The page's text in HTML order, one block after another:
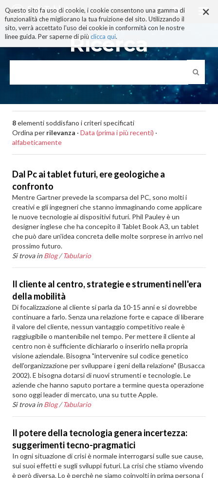
×
Questo sito fa uso di cookie, i cookie consentono una gamma di
funzionalità che migliorano la tua fruizione del sito. Utilizzando il
sito, verrà accettato l'uso dei cookie in conformità con le nostre
linee guida. Per saperne di più clicca qui.
ai
contenuti.
|
alla
navigazione
Ricerca
8elementi soddisfano i criteri specificati
Ordina per rilevanza · Data (prima i più recenti) ·
alfabeticamente
Dal Pc ai tablet futuri, ere geologiche a
confronto
Mentre Gartner prevede la scomparsa del PC, sono molti i
creativi e gli ingegneri che stanno immaginando come applicare
le nuove tecnologie ai dispositivi futuri. Phil Pauley è un
designer inglese che ha concepito il Tablet Book A3, un tablet
che può dare un'idea concreta delle molte sorprese in arrivo nel
prossimo futuro.
Si trova in Blog /Tabulario
Il cliente al centro, strategie e strumenti nell'era
della mobilità
Di focalizzazione al cliente si parla da 10-15 anni e si dovrebbe
continuare a farlo. Senza una relazione forte e capace di liberare
il valore del cliente, nessun vantaggio competitivo reale è
raggiugibile o mantenibile nel tempo. Per mettere il cliente al
centro non è sufficiente dichiararlo o inserirlo nella propria
visione aziendale. Bisogna "intervenire sul codice genetico
dell'organizzazione per sviluppare i geni della relazione" (Busacca
2002). E bisogna dotarsi di nuovi strumenti e tecnologie. Le
aziende che hanno saputo portare a termine questa operazione
sono oggi leader di mercato, una su tutte Apple.
Si trova in Blog /Tabulario
Il potere della tecnologia genera incertezza:
suggerimenti tecno-pragmatici
In ogni situazione di crisi è normale interrogarsi sulle sue cause,
sui suoi effetti e sugli sviluppi futuri. La crisi che stiamo vivendo
è però diversa. Lo è perchè ne siamo coinvolti in prima persona (